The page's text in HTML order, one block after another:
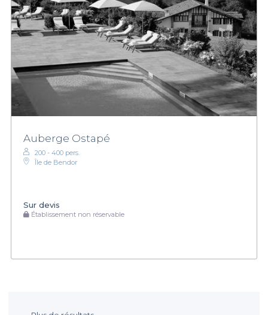
Auberge Ostapé
200 - 400 pers.
Île de Bendor
Sur devis
Établissement non réservable